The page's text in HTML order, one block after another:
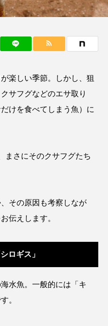
アオウオ アオザメ
アカカサゴ
アブラツノザメ
アマゴ
アメリカザリガニ
アリゲーターガー
イクラ
が楽しい季節。しかし、狙
サフグなどのエサ取り
けを食べてしまう魚）に
まさにそのクサフグたち
その原因も考察しなが
伝えします。
ロギス」
水魚。一般的には「キ
。